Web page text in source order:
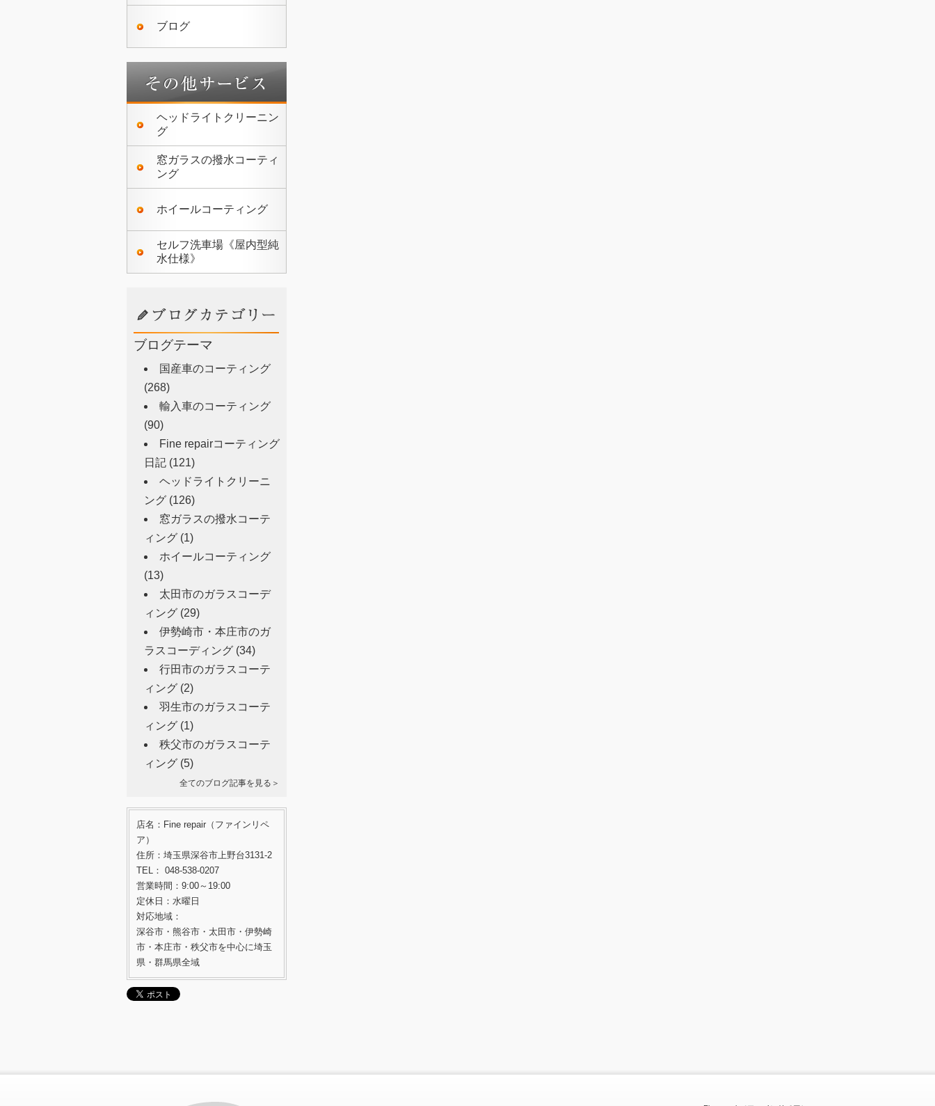
ブログ
ヘッドライトクリーニン
グ
窓ガラスの撥水コーティ
ング
ホイールコーティング
セルフ洗車場《屋内型純
水仕様》
ブログテーマ
国産車のコーティング
(268)
輸入車のコーティング
(90)
Fine repairコーティング
日記 (121)
ヘッドライトクリーニ
ング (126)
窓ガラスの撥水コーテ
ィング (1)
ホイールコーティング
(13)
太田市のガラスコーデ
ィング (29)
伊勢崎市・本庄市のガ
ラスコーディング (34)
行田市のガラスコーテ
ィング (2)
羽生市のガラスコーテ
ィング (1)
秩父市のガラスコーテ
ィング (5)
全てのブログ記事を見る＞
店名：Fine repair（ファインリペ
ア）
住所：埼玉県深谷市上野台3131-2
TEL： 048-538-0207
営業時間：9:00～19:00
定休日：水曜日
対応地域：
深谷市・熊谷市・太田市・伊勢崎
市・本庄市・秩父市を中心に埼玉
県・群馬県全域